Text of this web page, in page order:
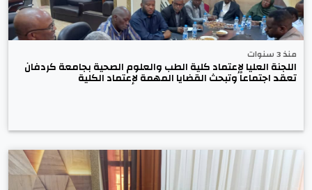
منذ 3 سنوات
اللجنة العليا لإعتماد كلية الطب والعلوم الصحية بجامعة كردفان
تعقد اجتماعاً وتبحث القضايا المهمة لإعتماد الكلية